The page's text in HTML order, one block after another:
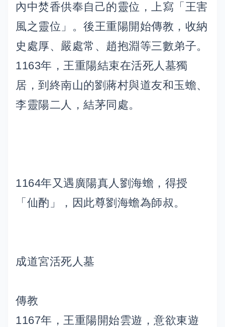
內中焚香供奉自己的靈位，上寫「王害
風之靈位」。後王重陽開始傳教，收納
史處厚、嚴處常、趙抱淵等三數弟子。
1163年，王重陽結束在活死人墓獨
居，到終南山的劉蔣村與道友和玉蟾、
李靈陽二人，結茅同處。
1164年又遇廣陽真人劉海蟾，得授
「仙酌」，因此尊劉海蟾為師叔。
成道宮活死人墓
傳教
1167年，王重陽開始雲遊，意欲東遊